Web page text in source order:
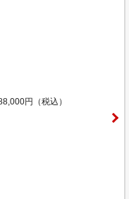
円（税込）